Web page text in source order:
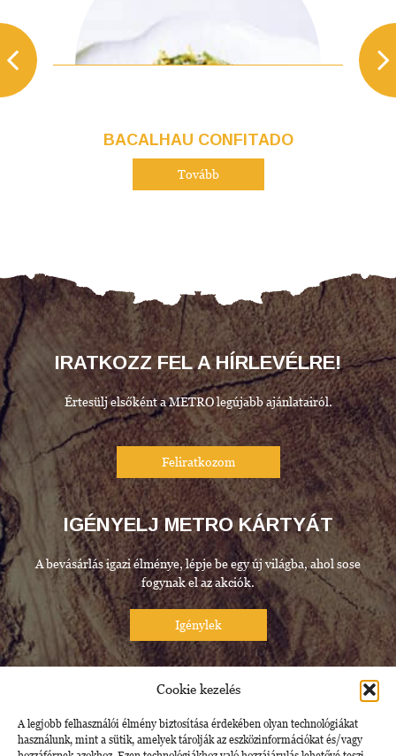
Cookie kezelés
A legjobb felhasználói élmény biztosítása érdekében olyan technológiákat
használunk, mint a sütik, amelyek tárolják az eszközinformációkat és/vagy
BACALHAU CONFITADO
Tovább
IRATKOZZ FEL A HÍRLEVÉLRE!
Értesülj elsőként a METRO legújabb ajánlatairól.
IGÉNYELJ METRO KÁRTYÁT
A bevásárlás igazi élménye, lépje be egy új világba, ahol sose
fogynak el az akciók.
METRO.HU
Látogasson el weboldalunkra friss ajánlatainkért.